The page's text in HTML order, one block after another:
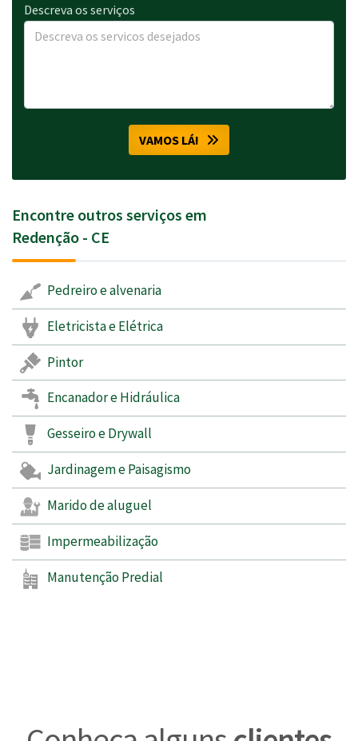
Descreva os serviços
VAMOS LÁ!
Encontre outros serviços em
Redenção - CE
Pedreiro e alvenaria
Eletricista e Elétrica
Pintor
Encanador e Hidráulica
Gesseiro e Drywall
Jardinagem e Paisagismo
Marido de aluguel
Impermeabilização
Manutenção Predial